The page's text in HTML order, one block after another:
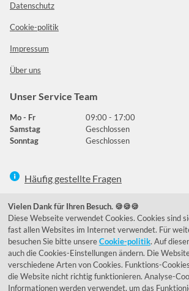
Datenschutz
Cookie-politik
Impressum
Über uns
Unser Service Team
Mo - Fr
09:00 - 17:00
Samstag
Geschlossen
Sonntag
Geschlossen
Häufig gestellte Fragen
039292 - 678215
de@lumidora.com
FacebookInstagram
Kundenmeinungen
Vielen Dank für Ihren Besuch. 🍪🍪🍪
Diese Webseite verwendet Cookies. Cookies sind
fast allen Websites im Internet verwendet. Für
besuchen Sie bitte unsereCookie-politik. Auf
auch die Cookies-Einstellungen ändern. Die
verschiedene Arten von Cookies. Funktions-
die Website nicht richtig funktionieren. Analyse-
Informationen werden verwendet, um das